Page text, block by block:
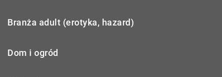
Branża adult (erotyka, hazard)
Dom i ogród